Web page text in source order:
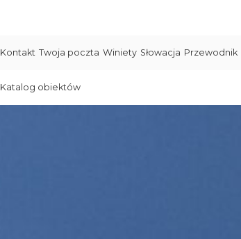
Kontakt Twoja poczta Winiety Słowacja Przewodnik
Katalog obiektów